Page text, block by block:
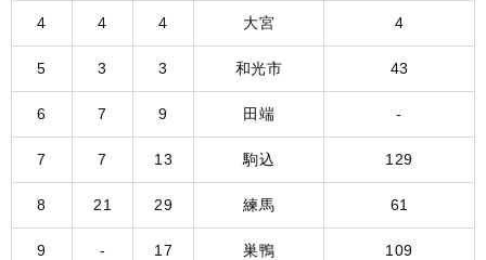
4 4 4 大宮 4
5 3 3 和光市 43
6 7 9 田端 -
7 7 13 駒込 129
8 21 29 練馬 61
9 - 17 巣鴨 109